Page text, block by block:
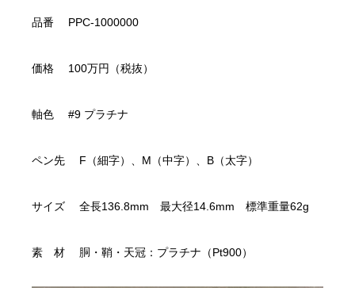
品番 PPC-1000000
価格 100万円（税抜）
軸色 #9 プラチナ
ペン先 F（細字）、M（中字）、B（太字）
サイズ 全長136.8mm 最大径14.6mm 標準重量62g
素 材 胴・鞘・天冠：プラチナ（Pt900）